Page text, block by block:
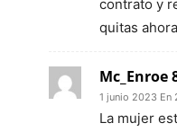
contrato y
quitas
Mc_Enroe
1 junio 2023 En
La mujer